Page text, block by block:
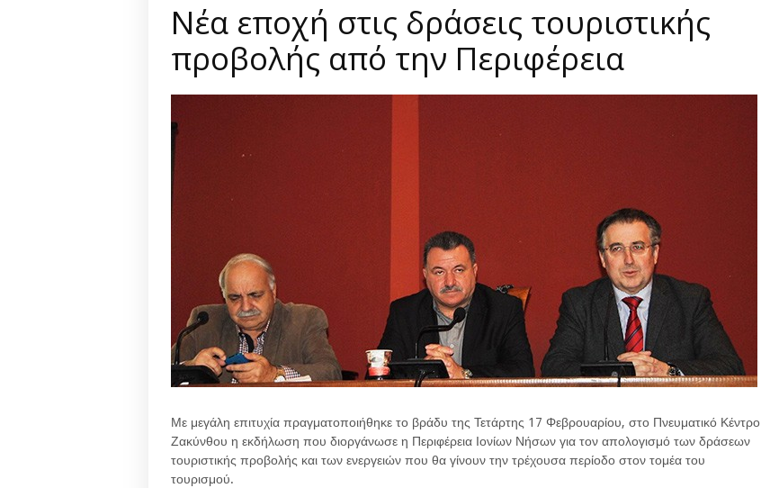
Νέα εποχή στις δράσεις τουριστικής
προβολής από την Περιφέρεια
Με μεγάλη επιτυχία πραγματοποιήθηκε το βράδυ της Τετάρτης 17 Φεβρουαρίου, στο Πνευματικό Κέντρο
Ζακύνθου η εκδήλωση που διοργάνωσε η Περιφέρεια Ιονίων Νήσων για τον απολογισμό των δράσεων
τουριστικής προβολής και των ενεργειών που θα γίνουν την τρέχουσα περίοδο στον τομέα του
τουρισμού.